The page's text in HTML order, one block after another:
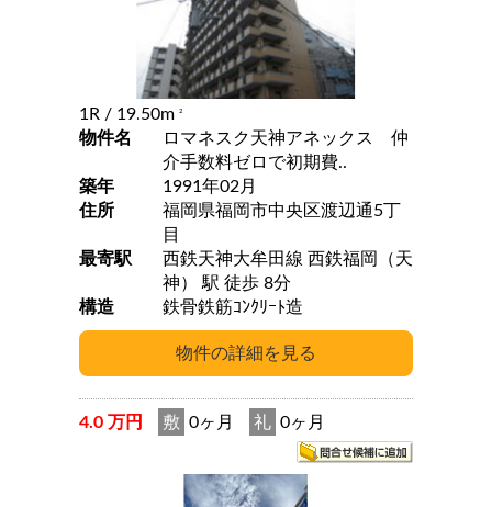
1R / 19.50m 2
物件名
ロマネスク天神アネックス 仲
介手数料ゼロで初期費..
築年
1991年02月
住所
福岡県福岡市中央区渡辺通5丁
目
最寄駅
西鉄天神大牟田線 西鉄福岡（天
神） 駅 徒歩 8分
構造
鉄骨鉄筋ｺﾝｸﾘｰﾄ造
4.0 万円 敷 0ヶ月 礼 0ヶ月